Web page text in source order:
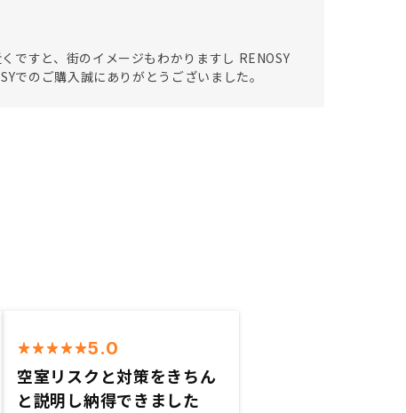
ですと、街のイメージもわかりますし RENOSY
でのご購入誠にありがとうございました。
5.0
空室リスクと対策をきちん
と説明し納得できました